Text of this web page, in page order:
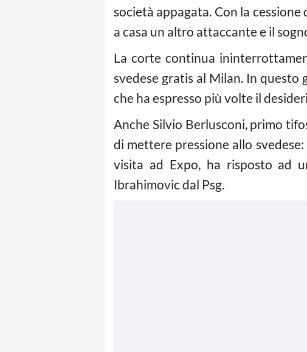
società appagata. Con la
a casa un altro attaccante e il
La corte continua
svedese gratis al Milan. In
che ha espresso più volte il
Anche Silvio Berlusconi, primo
di mettere pressione allo svedese:
visita ad Expo, ha risposto ad
Ibrahimovic dal Psg.